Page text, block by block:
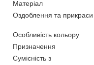
Матеріал
Оздоблення та прикраси
Особливість кольору
Призначення
Сумісність з